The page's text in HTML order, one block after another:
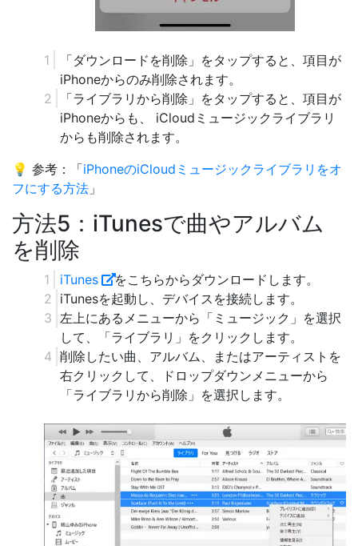
「ダウンロードを削除」をタップすると、項目が
iPhoneからのみ削除されます。
「ライブラリから削除」をタップすると、項目が
iPhoneからも、 iCloudミュージックライブラリ
からも削除されます。
💡 参考：「iPhoneのiCloudミュージックライブラリをオ
フにする方法 」
方法5：iTunesで曲やアルバム
を削除
iTunes
をこちらからダウンロードします。
iTunesを起動し、デバイスを接続します。
左上にあるメニューから「ミュージック」を選択
して、「ライブラリ」をクリックします。
削除したい曲、アルバム、またはアーティストを
右クリックして、ドロップダウンメニューから
「ライブラリから削除」を選択します。